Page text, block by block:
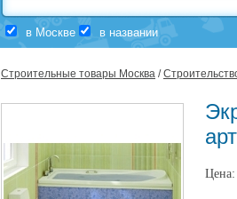
в Москве в названии
Строительные товары Москва /